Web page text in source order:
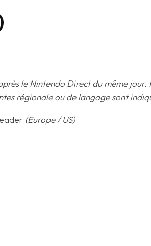
le Nintendo Direct du même jour.
régionale ou de langage sont
(Europe / US)